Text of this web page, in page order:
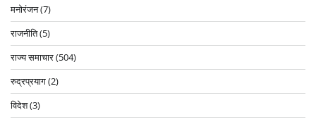
मनोरंजन(7)
राजनीति(5)
राज्य समाचार(504)
रुद्रप्रयाग(2)
विदेश(3)